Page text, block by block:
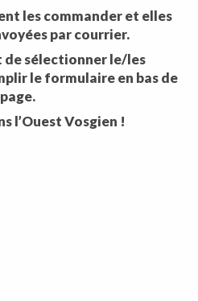
les commander et elles
par courrier.
de sélectionner le/les
le formulaire en bas de
page.
l’Ouest Vosgien !